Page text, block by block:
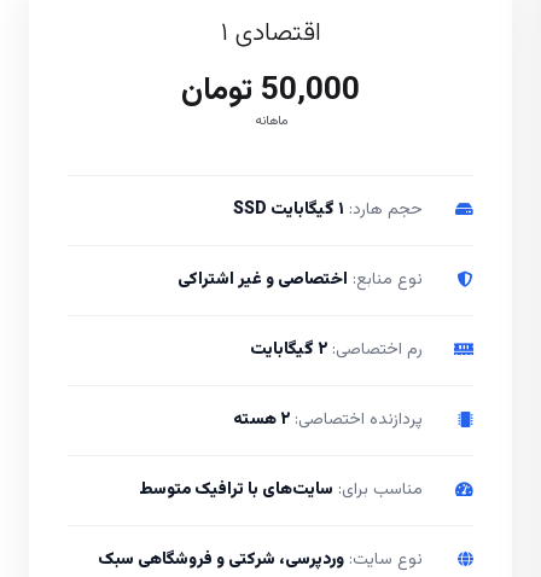
اقتصادی ۱
50,000 تومان
ماهانه
حجم هارد: ۱ گیگابایت SSD
نوع منابع: اختصاصی و غیر اشتراکی
رم اختصاصی: ۲ گیگابایت
پردازنده اختصاصی: ۲ هسته
مناسب برای: سایت‌های با ترافیک متوسط
نوع سایت: وردپرسی، شرکتی و فروشگاهی سبک